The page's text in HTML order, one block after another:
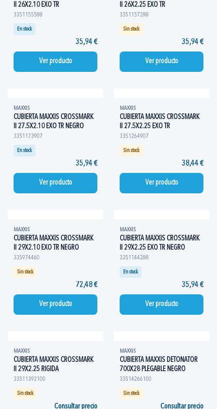
II 26X2.10 EXO TR
3351155588
En stock
35,94 €
Ver producto
II 26X2.25 EXO TR
3351157288
Sin stock
35,94 €
Ver producto
MAXXIS
CUBIERTA MAXXIS CROSSMARK
II 27.5X2.10 EXO TR NEGRO
3351173907
En stock
35,94 €
Ver producto
MAXXIS
CUBIERTA MAXXIS CROSSMARK
II 27.5X2.25 EXO TR
3351264907
Sin stock
38,44 €
Ver producto
MAXXIS
CUBIERTA MAXXIS CROSSMARK
II 29X2.10 EXO TR NEGRO
335974460
Sin stock
72,48 €
Ver producto
MAXXIS
CUBIERTA MAXXIS CROSSMARK
II 29X2.25 EXO TR NEGRO
3351144288
En stock
35,94 €
Ver producto
MAXXIS
CUBIERTA MAXXIS CROSSMARK
II 29X2.25 RIGIDA
33511392100
Sin stock
Consultar precio
MAXXIS
CUBIERTA MAXXIS DETONATOR
700X28 PLEGABLE NEGRO
33514266100
Sin stock
Consultar precio